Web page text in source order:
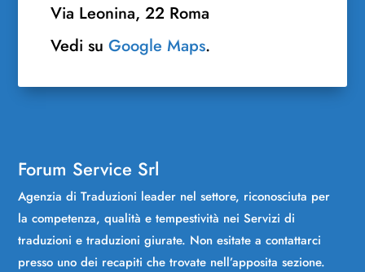
Via Leonina, 22 Roma
Vedi suGoogle Maps.
Forum Service Srl
Agenzia di Traduzioni leader nel settore, riconosciuta per
la competenza, qualità e tempestività nei Servizi di
traduzioni e traduzioni giurate. Non esitate a contattarci
presso uno dei recapiti che trovate nell’apposita sezione.